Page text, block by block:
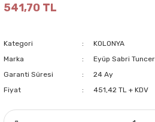
541,70 TL
Kategori
KOLONYA
Marka
Eyüp Sabri Tuncer
Garanti Süresi
24 Ay
Fiyat
451,42 TL + KDV